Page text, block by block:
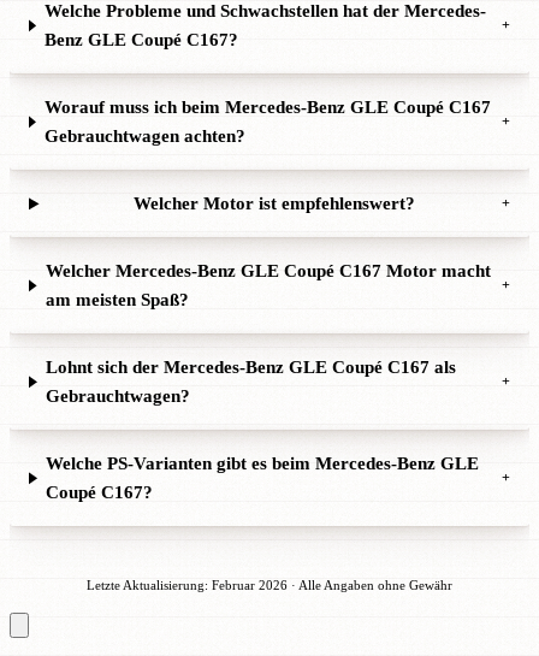
Welche Probleme und Schwachstellen hat der Mercedes-
Benz GLE Coupé C167?
+
Worauf muss ich beim Mercedes-Benz GLE Coupé C167
Gebrauchtwagen achten?
+
Welcher Motor ist empfehlenswert? +
Welcher Mercedes-Benz GLE Coupé C167 Motor macht
am meisten Spaß?
+
Lohnt sich der Mercedes-Benz GLE Coupé C167 als
Gebrauchtwagen?
+
Welche PS-Varianten gibt es beim Mercedes-Benz GLE
Coupé C167?
+
Letzte Aktualisierung: Februar 2026 · Alle Angaben ohne Gewähr